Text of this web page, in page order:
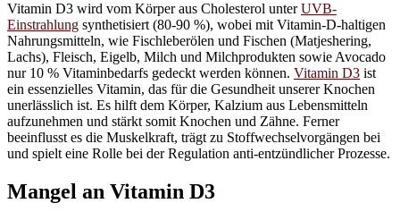
Vitamin D3 wird vom Körper aus Cholesterol unterUVB-
Einstrahlung synthetisiert (80-90 %), wobei mit Vitamin-D-haltigen
Nahrungsmitteln, wie Fischleberölen und Fischen (Matjeshering,
Lachs), Fleisch, Eigelb, Milch und Milchprodukten sowie Avocado
nur 10 % Vitaminbedarfs gedeckt werden können. Vitamin D3 ist
ein essenzielles Vitamin, das für die Gesundheit unserer Knochen
unerlässlich ist. Es hilft dem Körper, Kalzium aus Lebensmitteln
aufzunehmen und stärkt somit Knochen und Zähne. Ferner
beeinflusst es die Muskelkraft, trägt zu Stoffwechselvorgängen bei
und spielt eine Rolle bei der Regulation anti-entzündlicher Prozesse.
Mangel an Vitamin D3